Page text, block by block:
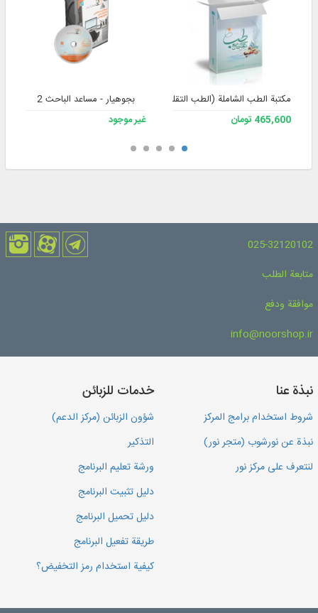
مكتبة الطب الشاملة (الطب التقليدي والإسلامي) 1.5
465,600 تومان
بجوهيار - مساعد الباحث 2
غير موجود
025-32120102
متابعة الطلب
موافقة ودفع
info@noorshop.ir
نبذة عنا
شروط استخدام برامج المركز
نبذة عن نورشوب (متجر نور)
لنتعرف على مركز نور
خدمات للزبائن
شؤون الزبائن (مركز الدعم)
التذكير
ورشة تعليم البرنامج
دليل تثبيت البرنامج
دليل تحميل البرنامج
طريقة تفعيل البرنامج
كيفية استخدام رمز التخفيض؟